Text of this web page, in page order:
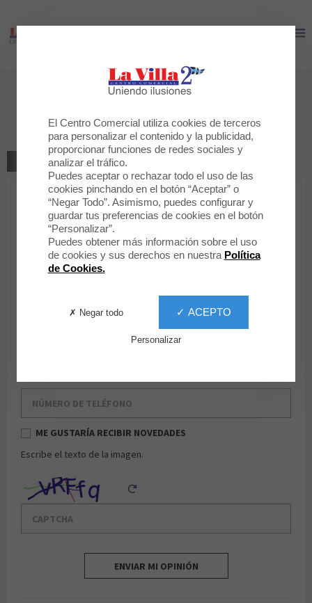
LA VILLA 2
Déjanos tu opinión
Tous
VOLVER A LA TIENDA
Tu clasificación 5
4
3
2
Mensaje
ME GUSTARÍA RECIBIR NOVEDADES
Escribe el texto de la imagen.
Captcha
ENVIAR MI OPINIÓN
El Centro Comercial utiliza cookies de terceros
para personalizar el contenido y la publicidad,
proporcionar funciones de redes sociales y
analizar el tráfico.
Puedes aceptar o rechazar todo el uso de las
cookies pinchando en el botón “Aceptar” o
“Negar Todo”. Asimismo, puedes configurar y
guardar tus preferencias de cookies en el botón
“Personalizar”.
Puedes obtener más información sobre el uso
de cookies y sus derechos en nuestra Política
de Cookies.
✓ ACEPTO
✗ Negar todo
Personalizar